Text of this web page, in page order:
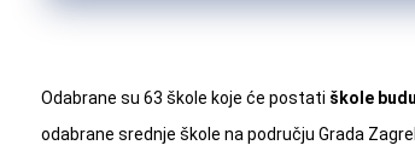
Odabrane su 63 škole koje će postati škole
odabrane srednje škole na području Grada